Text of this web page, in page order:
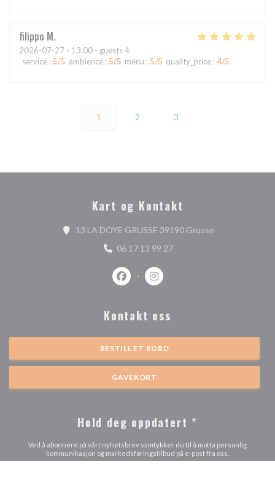
filippo M
2026-07-27 - 13:00 - guests 4
service : 5/5 ambience : 5/5 menu : 5/5 quality_price : 4/5
1 2 3
Kart og Kontakt
13 LA DOYE GRUSSE 39190 Grusse((åpner i et nytt
06 17 13 99 27
Facebook ((åpner i et nytt vindu))
Instagram ((åpner i et nytt
Kontakt oss
BESTILL ET BORD
GAVEKORT
Hold deg oppdatert *
Ved å abonnere på vårt nyhetsbrev samtykker du til å motta personlig
kommunikasjon og markedsføringstilbud på e-post fra oss.